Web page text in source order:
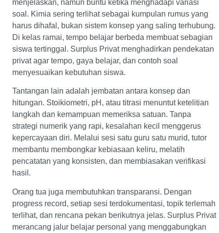
menjelaskan, namun buntu ketika menghadapi variasi
soal. Kimia sering terlihat sebagai kumpulan rumus yang
harus dihafal, bukan sistem konsep yang saling terhubung.
Di kelas ramai, tempo belajar berbeda membuat sebagian
siswa tertinggal. Surplus Privat menghadirkan pendekatan
privat agar tempo, gaya belajar, dan contoh soal
menyesuaikan kebutuhan siswa.
Tantangan lain adalah jembatan antara konsep dan
hitungan. Stoikiometri, pH, atau titrasi menuntut ketelitian
langkah dan kemampuan memeriksa satuan. Tanpa
strategi numerik yang rapi, kesalahan kecil menggerus
kepercayaan diri. Melalui sesi satu guru satu murid, tutor
membantu membongkar kebiasaan keliru, melatih
pencatatan yang konsisten, dan membiasakan verifikasi
hasil.
Orang tua juga membutuhkan transparansi. Dengan
progress record, setiap sesi terdokumentasi, topik terlemah
terlihat, dan rencana pekan berikutnya jelas. Surplus Privat
merancang jalur belajar personal yang menggabungkan